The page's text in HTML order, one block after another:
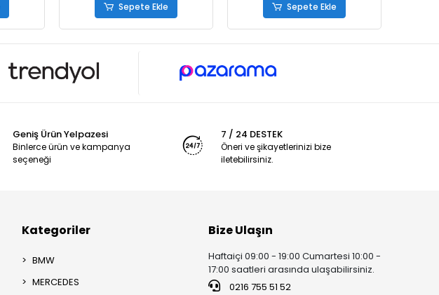
Sepete Ekle Sepete Ekle
Geniş Ürün Yelpazesi
Binlerce ürün ve kampanya
seçeneği
7 / 24 DESTEK
Öneri ve şikayetlerinizi bize
iletebilirsiniz.
Kategoriler
BMW
MERCEDES
Bize Ulaşın
Haftaiçi 09:00 - 19:00 Cumartesi 10:00 -
17:00 saatleri arasında ulaşabilirsiniz.
0216 755 51 52